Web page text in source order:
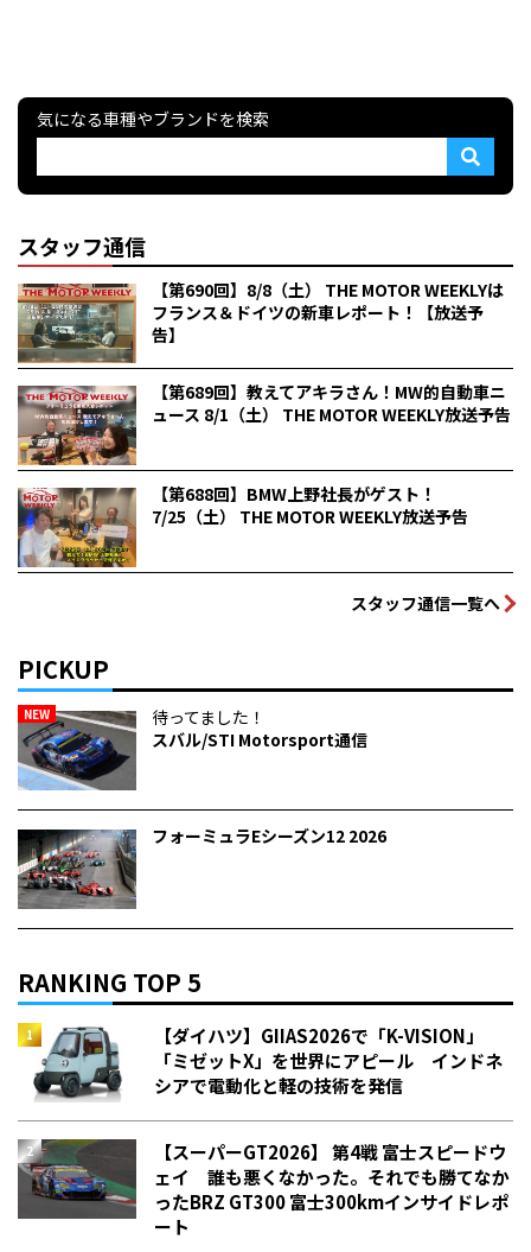
気になる車種やブランドを検索
スタッフ通信
【第690回】8/8（土） THE MOTOR WEEKLYは
フランス＆ドイツの新車レポート！【放送予
告】
【第689回】教えてアキラさん！MW的自動車ニ
ュース 8/1（土） THE MOTOR WEEKLY放送予告
【第688回】BMW上野社長がゲスト！
7/25（土） THE MOTOR WEEKLY放送予告
スタッフ通信一覧へ
PICKUP
NEW
待ってました！
スバル/STI Motorsport通信
フォーミュラEシーズン12 2026
RANKING TOP 5
【ダイハツ】GIIAS2026で「K-VISION」
「ミゼットX」を世界にアピール インドネ
シアで電動化と軽の技術を発信
【スーパーGT2026】 第4戦 富士スピードウ
ェイ 誰も悪くなかった。それでも勝てなか
った――BRZ GT300 富士300kmインサイドレポ
ート